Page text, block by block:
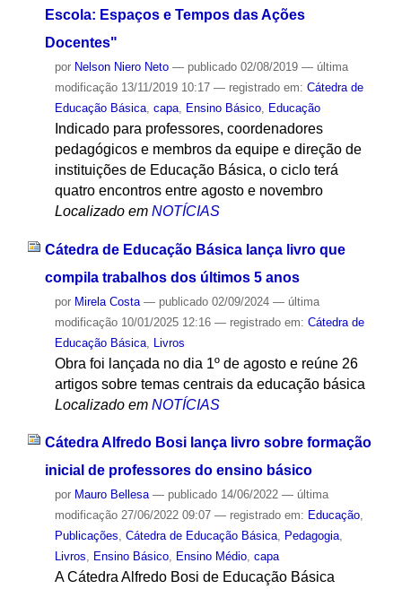
Escola: Espaços e Tempos das Ações
Docentes"
por Nelson Niero Neto — publicado02/08/2019 — última
modificação13/11/2019 10:17 — registrado em: Cátedra de
Educação Básica, capa, Ensino Básico, Educação
Indicado para professores, coordenadores
pedagógicos e membros da equipe e direção de
instituições de Educação Básica, o ciclo terá
quatro encontros entre agosto e novembro
Localizado em NOTÍCIAS
Cátedra de Educação Básica lança livro que
compila trabalhos dos últimos 5 anos
por Mirela Costa — publicado02/09/2024 — última
modificação10/01/2025 12:16 — registrado em: Cátedra de
Educação Básica, Livros
Obra foi lançada no dia 1º de agosto e reúne 26
artigos sobre temas centrais da educação básica
Localizado em NOTÍCIAS
Cátedra Alfredo Bosi lança livro sobre formação
inicial de professores do ensino básico
por Mauro Bellesa — publicado14/06/2022 — última
modificação27/06/2022 09:07 — registrado em: Educação,
Publicações, Cátedra de Educação Básica, Pedagogia,
Livros, Ensino Básico, Ensino Médio, capa
A Cátedra Alfredo Bosi de Educação Básica